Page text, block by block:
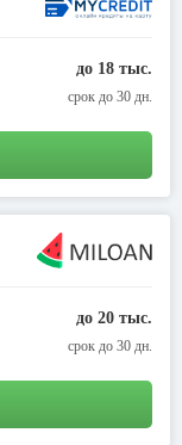
до 18 тыс.
срок до 30 дн.
до 20 тыс.
срок до 30 дн.